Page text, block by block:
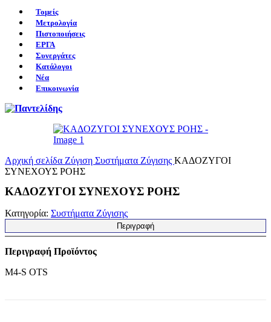
Τομείς
Μετρολογία
Πιστοποιήσεις
ΕΡΓΑ
Συνεργάτες
Κατάλογοι
Νέα
Επικοινωνία
Αρχική σελίδα Ζύγιση Συστήματα Ζύγισης ΚΑΔΟΖΥΓΟΙ
ΣΥΝΕΧΟΥΣ ΡΟΗΣ
ΚΑΔΟΖΥΓΟΙ ΣΥΝΕΧΟΥΣ ΡΟΗΣ
Κατηγορία: Συστήματα Ζύγισης
Περιγραφή
Περιγραφή Προϊόντος
M4-S OTS